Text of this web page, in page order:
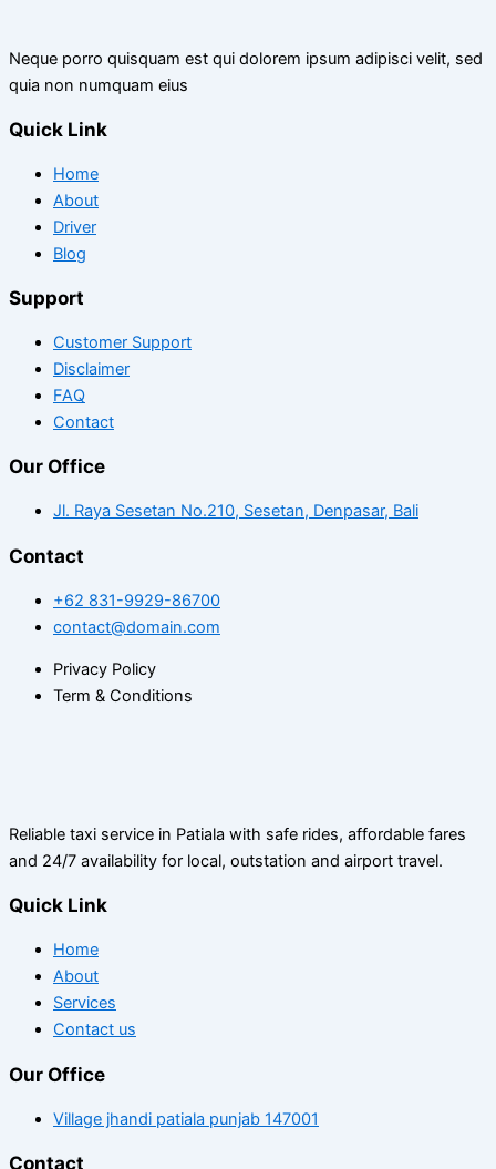
Neque porro quisquam est qui dolorem ipsum adipisci velit, sed
quia non numquam eius
Quick Link
Home
About
Driver
Blog
Support
Customer Support
Disclaimer
FAQ
Contact
Our Office
Jl. Raya Sesetan No.210, Sesetan, Denpasar, Bali
Contact
+62 831-9929-86700
contact@domain.com
Privacy Policy
Term & Conditions
Reliable taxi service in Patiala with safe rides, affordable fares
and 24/7 availability for local, outstation and airport travel.
Quick Link
Home
About
Services
Contact us
Our Office
Village jhandi patiala punjab 147001
Contact